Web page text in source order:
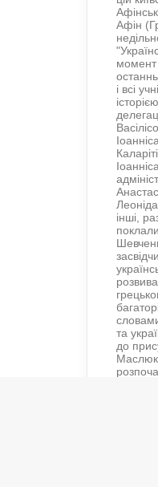
Афін
момент
і всі
інші,
та
до